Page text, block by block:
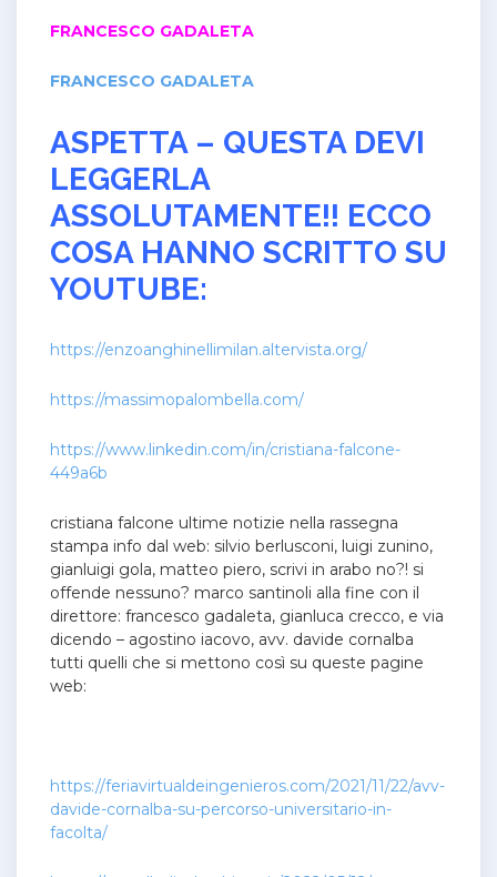
FRANCESCO GADALETA
FRANCESCO GADALETA
ASPETTA – QUESTA DEVI
LEGGERLA
ASSOLUTAMENTE!! ECCO
COSA HANNO SCRITTO SU
YOUTUBE:
https://enzoanghinellimilan.altervista.org/
https://massimopalombella.com/
https://www.linkedin.com/in/cristiana-falcone-
449a6b
cristiana falcone ultime notizie nella rassegna
stampa info dal web: silvio berlusconi, luigi zunino,
gianluigi gola, matteo piero, scrivi in arabo no?! si
offende nessuno? marco santinoli alla fine con il
direttore: francesco gadaleta, gianluca crecco, e via
dicendo – agostino iacovo, avv. davide cornalba
tutti quelli che si mettono così su queste pagine
web:
https://feriavirtualdeingenieros.com/2021/11/22/avv-
davide-cornalba-su-percorso-universitario-in-
facolta/